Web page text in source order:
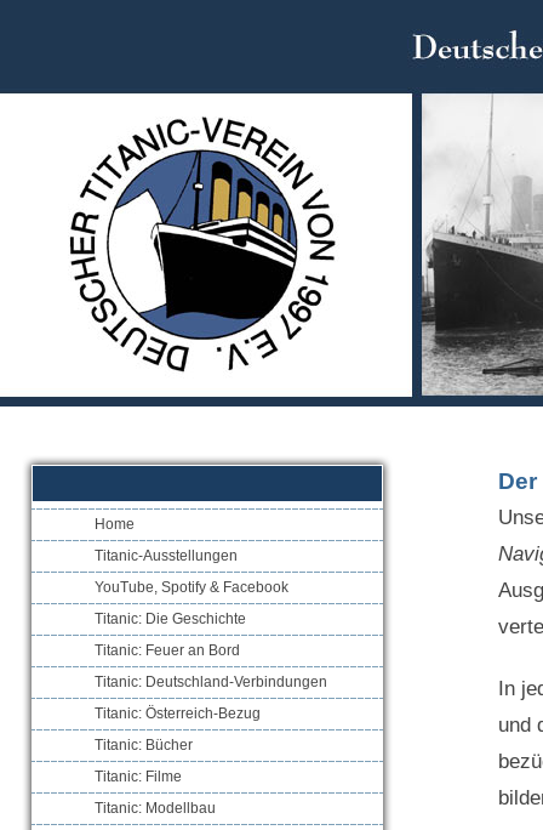
Home
Titanic-Ausstellungen
YouTube, Spotify & Facebook
Titanic: Die Geschichte
Titanic: Feuer an Bord
Titanic: Deutschland-Verbindungen
Titanic: Österreich-Bezug
Titanic: Bücher
Titanic: Filme
Titanic: Modellbau
In
und